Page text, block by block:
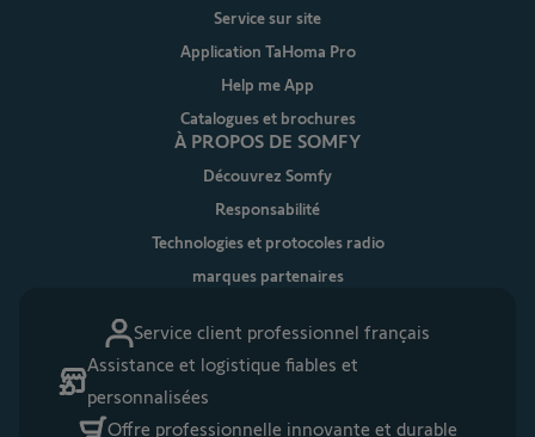
Service client professionnel français
Assistance et logistique fiables et
personnalisées
Offre professionnelle innovante et durable
Service sur site
Application TaHoma Pro
Help me App
Catalogues et brochures
À PROPOS DE SOMFY
Découvrez Somfy
Responsabilité
Technologies et protocoles radio
marques partenaires